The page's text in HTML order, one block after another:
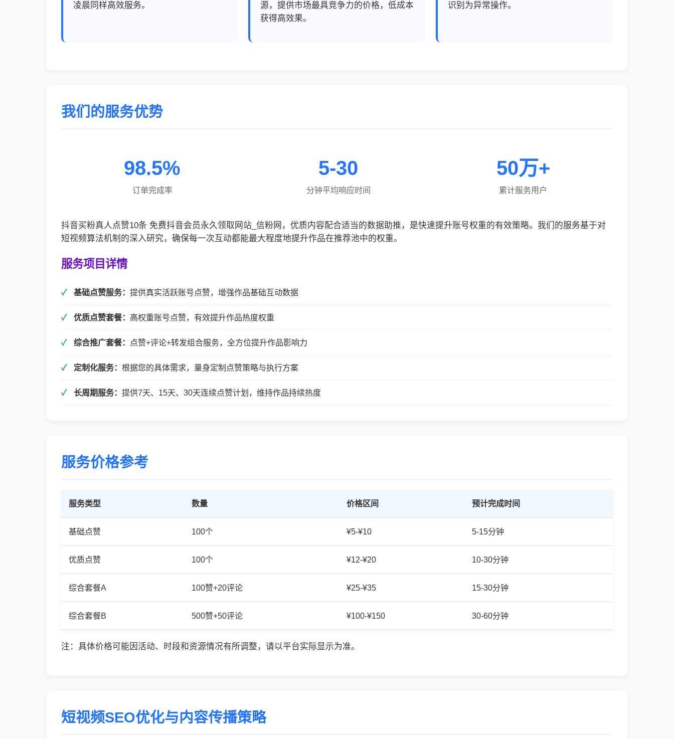
凌晨同样高效服务。
源，提供市场最具竞争力的价格，低成本
获得高效果。
识别为异常操作。
我们的服务优势
98.5%
订单完成率
5-30
分钟平均响应时间
50万+
累计服务用户
抖音买粉真人点赞10条 免费抖音会员永久领取网站_信粉网，优质内容配合适当的数据助推，是快速提升账号权重的有效策略。我们的服务基于对
短视频算法机制的深入研究，确保每一次互动都能最大程度地提升作品在推荐池中的权重。
服务项目详情
基础点赞服务： 提供真实活跃账号点赞，增强作品基础互动数据
优质点赞套餐： 高权重账号点赞，有效提升作品热度权重
综合推广套餐： 点赞+评论+转发组合服务，全方位提升作品影响力
定制化服务： 根据您的具体需求，量身定制点赞策略与执行方案
长周期服务： 提供7天、15天、30天连续点赞计划，维持作品持续热度
服务价格参考
服务类型 数量 价格区间 预计完成时间
基础点赞 100个 ¥5-¥10 5-15分钟
优质点赞 100个 ¥12-¥20 10-30分钟
综合套餐A 100赞+20评论 ¥25-¥35 15-30分钟
综合套餐B 500赞+50评论 ¥100-¥150 30-60分钟
注：具体价格可能因活动、时段和资源情况有所调整，请以平台实际显示为准。
短视频SEO优化与内容传播策略